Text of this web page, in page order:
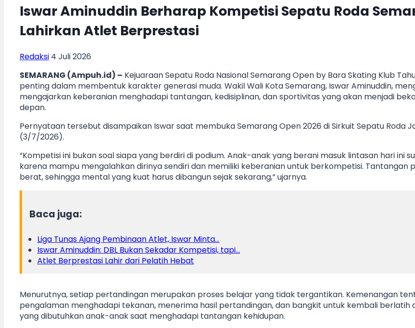
Iswar Aminuddin Berharap Kompetisi Sepatu Roda
Lahirkan Atlet Berprestasi
Redaksi 4 Juli 2026
SEMARANG (Ampuh.id) – Kejuaraan Sepatu Roda Nasional Semarang Open by Bara Skating Klub
penting dalam membentuk karakter generasi muda. Wakil Wali Kota Semarang, Iswar Aminuddin,
mengajarkan keberanian menghadapi tantangan, kedisiplinan, dan sportivitas yang akan menjadi
depan.
Pernyataan tersebut disampaikan Iswar saat membuka Semarang Open 2026 di Sirkuit Sepatu Roda
(3/7/2026).
“Kompetisi ini bukan soal siapa yang berdiri di podium. Anak-anak yang berani masuk lintasan hari ini
karena mampu mengalahkan dirinya sendiri dan memiliki keberanian untuk berkompetisi. Tantangan
berat, sehingga mental yang kuat harus dibangun sejak sekarang,” ujarnya.
Baca juga:
Liga Tunas Ajang Pembinaan Atlet, Iswar Minta…
Iswar Aminuddin: DBL Bukan Sekadar Kompetisi, tapi…
Atlet Berprestasi Lahir dari Pelatih Hebat
Menurutnya, setiap pertandingan merupakan proses belajar yang tidak tergantikan. Kemenangan
pengalaman menghadapi tekanan, menerima hasil pertandingan, dan bangkit untuk kembali
yang dibutuhkan anak-anak saat menghadapi tantangan kehidupan.